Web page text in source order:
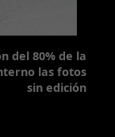
del 80% de la
las fotos
sin edición